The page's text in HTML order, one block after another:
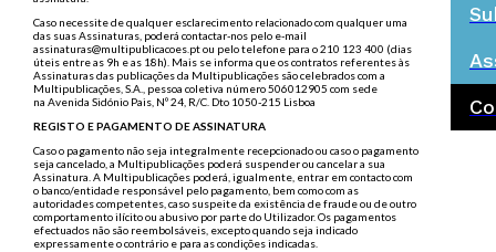
Caso necessite de qualquer esclarecimento relacionado com qualquer uma
das suas Assinaturas, poderá contactar-nos pelo e-mail
assinaturas@multipublicacoes.pt ou pelo telefone para o 210 123 400 (dias
úteis entre as 9h e as 18h). Mais se informa que os contratos referentes às
Assinaturas das publicações da Multipublicações são celebrados com a
Multipublicações, S.A., pessoa coletiva número 506012905 com sede
naAvenida Sidónio Pais, Nº 24, R/C. Dto 1050-215 Lisboa
REGISTO E PAGAMENTO DE ASSINATURA
Caso o pagamento não seja integralmente recepcionado ou caso o pagamento
seja cancelado, a Multipublicações poderá suspender ou cancelar a sua
Assinatura. A Multipublicações poderá, igualmente, entrar em contacto com
o banco/entidade responsável pelo pagamento, bem como com as
autoridades competentes, caso suspeite da existência de fraude ou de outro
comportamento ilícito ou abusivo por parte do Utilizador. Os pagamentos
efectuados não são reembolsáveis, excepto quando seja indicado
expressamente o contrário e para as condições indicadas.